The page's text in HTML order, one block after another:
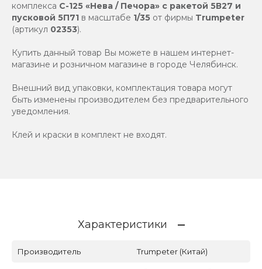
комплекса С-125 «Нева / Печора» с ракетой 5В27 и
пусковой 5П71 в масштабе 1/35 от фирмы Trumpeter
(артикул 02353).
Купить данный товар Вы можете в нашем интернет-
магазине и розничном магазине в городе Челябинск.
Внешний вид упаковки, комплектация товара могут
быть изменены производителем без предварительного
уведомления.
Клей и краски в комплект не входят.
Характеристики
Производитель Trumpeter (Китай)